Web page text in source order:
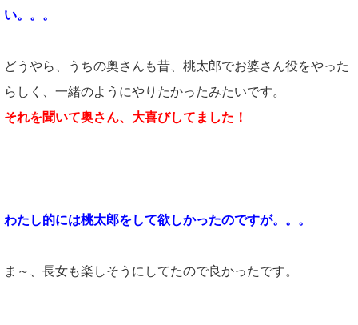
い。。。
どうやら、うちの奥さんも昔、桃太郎でお婆さん役をやった
らしく、一緒のようにやりたかったみたいです。
それを聞いて奥さん、大喜びしてました！
わたし的には桃太郎をして欲しかったのですが。。。
ま～、長女も楽しそうにしてたので良かったです。